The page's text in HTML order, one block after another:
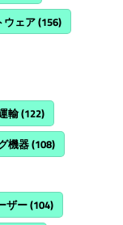
ウェア(156)
輸(122)
機器(108)
ザー(104)